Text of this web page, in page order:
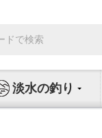
淡水の釣り